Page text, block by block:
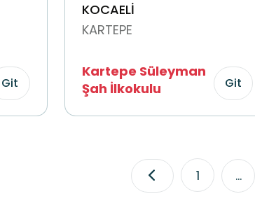
Git
KOCAELİ
KARTEPE
Kartepe Süleyman
Şah İlkokulu
Git
1 ...